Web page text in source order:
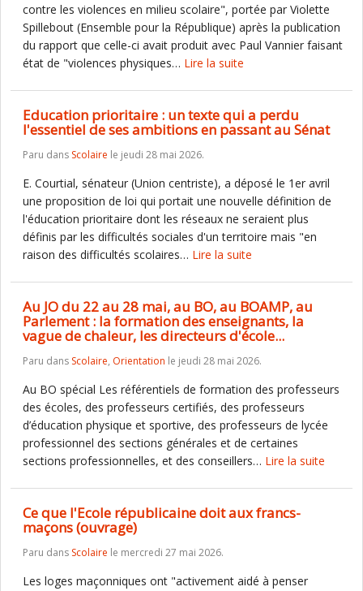
contre les violences en milieu scolaire", portée par Violette
Spillebout (Ensemble pour la République) après la publication
du rapport que celle-ci avait produit avec Paul Vannier faisant
état de "violences physiques… Lire la suite
Education prioritaire : un texte qui a perdu
l'essentiel de ses ambitions en passant au Sénat
Paru dans Scolaire le jeudi 28 mai 2026.
E. Courtial, sénateur (Union centriste), a déposé le 1er avril
une proposition de loi qui portait une nouvelle définition de
l'éducation prioritaire dont les réseaux ne seraient plus
définis par les difficultés sociales d'un territoire mais "en
raison des difficultés scolaires… Lire la suite
Au JO du 22 au 28 mai, au BO, au BOAMP, au
Parlement : la formation des enseignants, la
vague de chaleur, les directeurs d'école...
Paru dans Scolaire, Orientation le jeudi 28 mai 2026.
Au BO spécial Les référentiels de formation des professeurs
des écoles, des professeurs certifiés, des professeurs
d’éducation physique et sportive, des professeurs de lycée
professionnel des sections générales et de certaines
sections professionnelles, et des conseillers… Lire la suite
Ce que l'Ecole républicaine doit aux francs-
maçons (ouvrage)
Paru dans Scolaire le mercredi 27 mai 2026.
Les loges maçonniques ont "activement aidé à penser